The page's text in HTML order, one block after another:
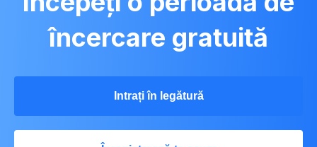
încercare gratuită
Intrați în legătură